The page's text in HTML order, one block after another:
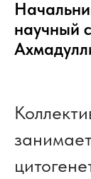
научный